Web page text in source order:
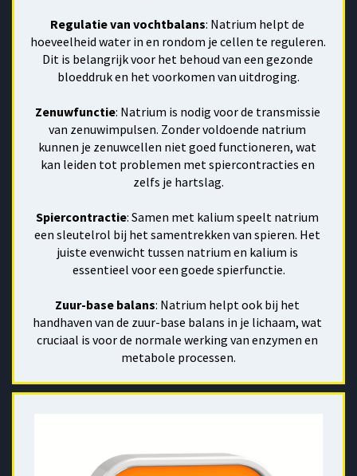
Regulatie van vochtbalans: Natrium helpt de
hoeveelheid water in en rondom je cellen te reguleren.
Dit is belangrijk voor het behoud van een gezonde
bloeddruk en het voorkomen van uitdroging.
Zenuwfunctie: Natrium is nodig voor de transmissie
van zenuwimpulsen. Zonder voldoende natrium
kunnen je zenuwcellen niet goed functioneren, wat
kan leiden tot problemen met spiercontracties en
zelfs je hartslag.
Spiercontractie: Samen met kalium speelt natrium
een sleutelrol bij het samentrekken van spieren. Het
juiste evenwicht tussen natrium en kalium is
essentieel voor een goede spierfunctie.
Zuur-base balans: Natrium helpt ook bij het
handhaven van de zuur-base balans in je lichaam, wat
cruciaal is voor de normale werking van enzymen en
metabole processen.